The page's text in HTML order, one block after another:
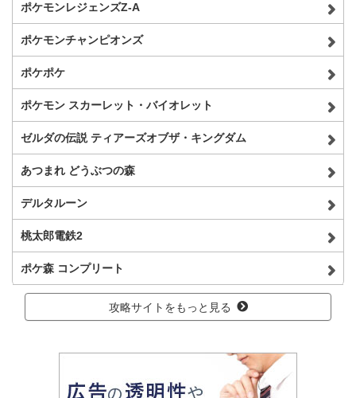
ポケモンレジェンズZ-A
ポケモンチャンピオンズ
ポケポケ
ポケモン スカーレット・バイオレット
ゼルダの伝説 ティアーズオブザ・キングダム
あつまれ どうぶつの森
デルタルーン
桃太郎電鉄2
ポケ森 コンプリート
攻略サイトをもっと見る